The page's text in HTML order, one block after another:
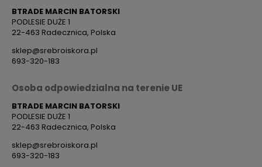
BTRADE MARCIN BATORSKI
PODLESIE DUŻE 1
22-463 Radecznica, Polska
sklep@srebroiskora.pl
693-320-183
Osoba odpowiedzialna na terenie UE
BTRADE MARCIN BATORSKI
PODLESIE DUŻE 1
22-463 Radecznica, Polska
sklep@srebroiskora.pl
693-320-183